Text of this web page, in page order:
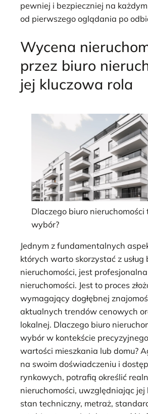
pewniej i bezpieczniej na
od pierwszego oglądania po
Wycena
przez biuro
jej kluczowa rola
Dlaczego biuro nieruchomości
wybór?
Jednym z fundamentalnych
których warto skorzystać z usług
nieruchomości, jest
nieruchomości. Jest to proces
wymagający dogłębnej
aktualnych trendów cenowych
lokalnej. Dlaczego biuro
wybór w kontekście
wartości mieszkania lub domu?
na swoim doświadczeniu i
rynkowych, potrafią określić
nieruchomości, uwzględniając jej
stan techniczny, metraż,